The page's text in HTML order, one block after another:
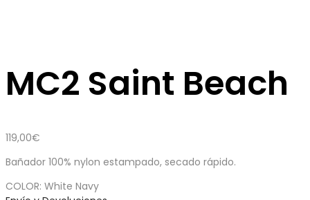
MC2 Saint Beach
119,00€
Bañador 100% nylon estampado, secado rápido.
COLOR: White Navy